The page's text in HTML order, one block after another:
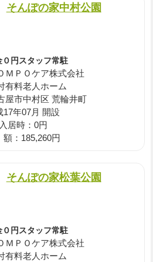
そんぽの家中村公園
０円スタッフ常駐
ＭＰＯケア株式会社
有料老人ホーム
屋市中村区 荒輪井町
17年07月 開設
入居時：0円
：185,260円
そんぽの家松葉公園
０円スタッフ常駐
ＭＰＯケア株式会社
有料老人ホーム